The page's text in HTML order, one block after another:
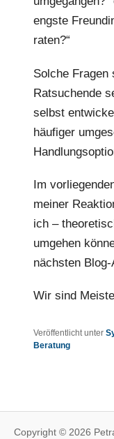
engste
raten?“
Solche Fragen
Ratsuchende
selbst
häufiger
Im
meiner
ich –
umgehen
nächsten
Wir sind
Veröffentlicht unter
Beratung
Copyright © 2026